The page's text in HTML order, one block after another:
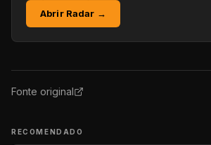
Abrir Radar →
Fonte original
RECOMENDADO